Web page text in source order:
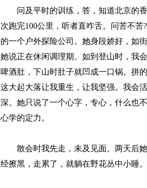
问及平时的训练，答，知道北京的香
次跑完100公里，听者直咋舌。问苦不
的一个户外探险公司。她身段娇好，如
她说正在休闲调理期。如到登山时，我
啤酒肚，下山时肚子就凹成一口锅。拼
这大起大落让我重生，让我坚强。我会
深。她只说了一个心字，专心，什么也
心学的定力。
散会时我先走，未及见面。两天后她
经擦黑，走累了，就躺在野花丛中小睡